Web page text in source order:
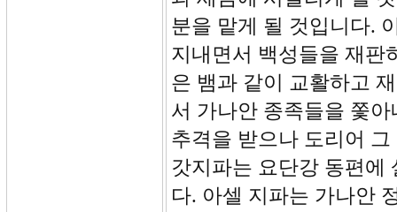
분을 맡게 될 것입니다.
지내면서 백성들을 재판
은 뱀과 같이 교활하고
서 가나안 종족들을 쫓
추격을 받으나 도리어
갓지파는 요단강 동편에
다. 아셀 지파는 가나안